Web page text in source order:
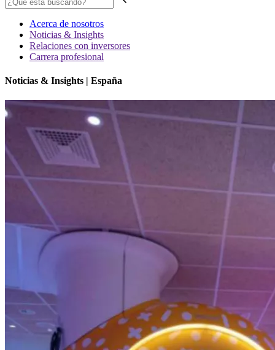
Acerca de nosotros
Noticias & Insights
Relaciones con inversores
Carrera profesional
Noticias & Insights | España